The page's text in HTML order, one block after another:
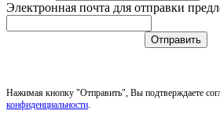
Электронная почта для отправки
Отправить
Нажимая кнопку "Отправить", Вы подтверждаете
конфиденциальности.